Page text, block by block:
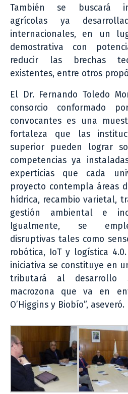
También se buscará
agrícolas ya
internacionales, en un
demostrativa con
reducir las brechas
existentes, entre otros
El Dr. Fernando Toledo
consorcio conformado
convocantes es una
fortaleza que las
superior pueden lograr
competencias ya
experticias que cada
proyecto contempla áreas
hídrica, recambio varietal,
gestión ambiental e
Igualmente, se
disruptivas tales como
robótica, IoT y logística
iniciativa se constituye en
tributará al desarrollo
macrozona que va en
O’Higgins y Biobío”, aseveró.